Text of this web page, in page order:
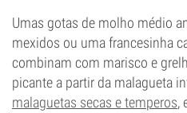
Umas gotas de molho médio
mexidos ou uma francesinha
combinam com marisco e
picante a partir da malagueta
malaguetas secas e temperos,